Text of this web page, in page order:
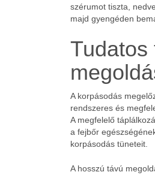
szérumot tiszta,
majd gyengéden
Tudatos
A korpásodás
rendszeres és
A megfelelő
a fejbőr
korpásodás tüneteit.
A hosszú távú